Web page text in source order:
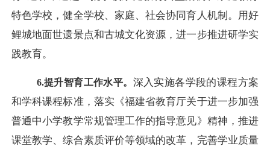
特色学校，健全学校、家庭、社会协同育人机制。用好
鲤城地面世遗景点和古城文化资源，进一步推进研学实
践教育。
6.提升智育工作水平。 深入实施各学段的课程方案
和学科课程标准，落实《福建省教育厅关于进一步加强
普通中小学教学常规管理工作的指导意见》精神，推进
课堂教学、综合素质评价等领域的改革，完善学业质量